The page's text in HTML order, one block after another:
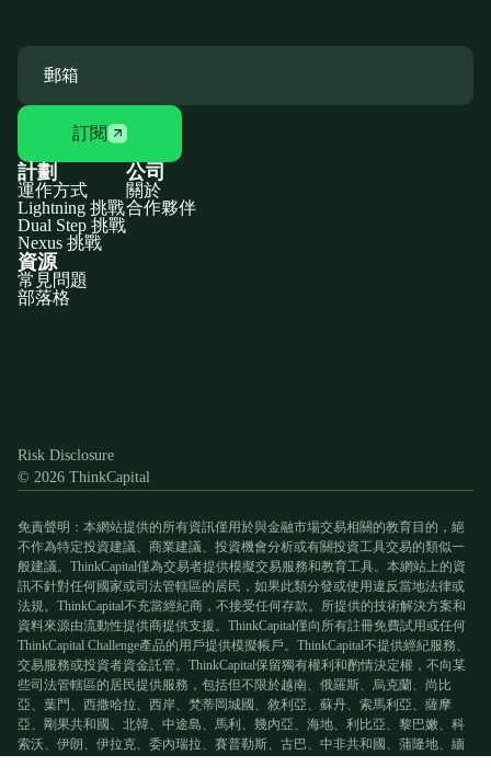
訂閱
計劃
運作方式
Lightning 挑戰
Dual Step 挑戰
Nexus 挑戰
公司
關於
合作夥伴
資源
常見問題
部落格
Risk Disclosure
© 2026 ThinkCapital
免責聲明：本網站提供的所有資訊僅用於與金融市場交易相關的教育目的，絕
不作為特定投資建議、商業建議、投資機會分析或有關投資工具交易的類似一
般建議。ThinkCapital僅為交易者提供模擬交易服務和教育工具。本網站上的資
訊不針對任何國家或司法管轄區的居民，如果此類分發或使用違反當地法律或
法規。ThinkCapital不充當經紀商，不接受任何存款。所提供的技術解決方案和
資料來源由流動性提供商提供支援。ThinkCapital僅向所有註冊免費試用或任何
ThinkCapital Challenge產品的用戶提供模擬帳戶。ThinkCapital不提供經紀服務、
交易服務或投資者資金託管。ThinkCapital保留獨有權利和酌情決定權，不向某
些司法管轄區的居民提供服務，包括但不限於越南、俄羅斯、烏克蘭、尚比
亞、葉門、西撒哈拉、西岸、梵蒂岡城國、敘利亞、蘇丹、索馬利亞、薩摩
亞、剛果共和國、北韓、中途島、馬利、幾內亞、海地、利比亞、黎巴嫩、科
索沃、伊朗、伊拉克、委內瑞拉、賽普勒斯、古巴、中非共和國、蒲隆地、緬